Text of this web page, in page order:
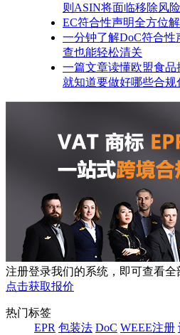
则ASIN将面临移除风险
EC符合性声明全方位
一分钟了解DoC符合
查也能轻松清关
一篇文章读懂欧盟食
就知道要做好哪些合规
注册登录我们的系统，即可查看全
点击获取报价
热门标签
EPR 包装法 DoC WEEE注册